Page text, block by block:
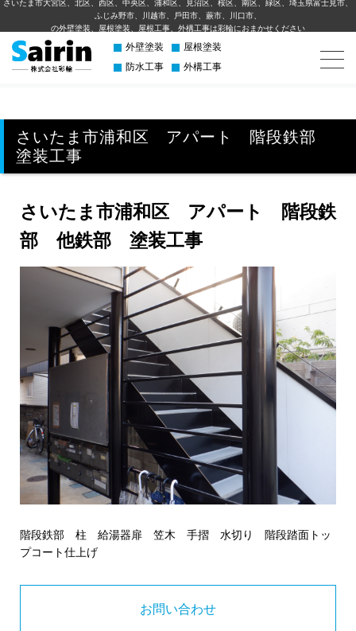
さいたま市大宮区、北区、西区、中央区、浦和区、見沼区、桜区、南区、緑区、埼玉県富士見市、
ふじみ野市、川越市、⼾⽥市、蕨市、川⼝市、
の外壁塗装、屋根塗装、屋根工事、外構⼯事は彩輪におまかせください
外壁塗装
屋根塗装
防水工事
外構工事
さいたま市浦和区 アパート 階段鉄部
塗装工事
さいたま市浦和区 アパート 階段鉄
部 他鉄部 塗装工事
階段鉄部 柱 給湯器扉 笠木 手摺 水切り 階段踏面トッ
プコート仕上げ
お問い合わせ